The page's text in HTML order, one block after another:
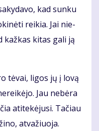
kad sun­ku
rei­kia. Jai nie­
kaž­kas ki­tas ga­li ją
tė­vai, li­gos jų į lo­vą
Jau ne­bė­ra
ati­te­kė­ju­si. Ta­čiau
at­va­žiuo­ja.